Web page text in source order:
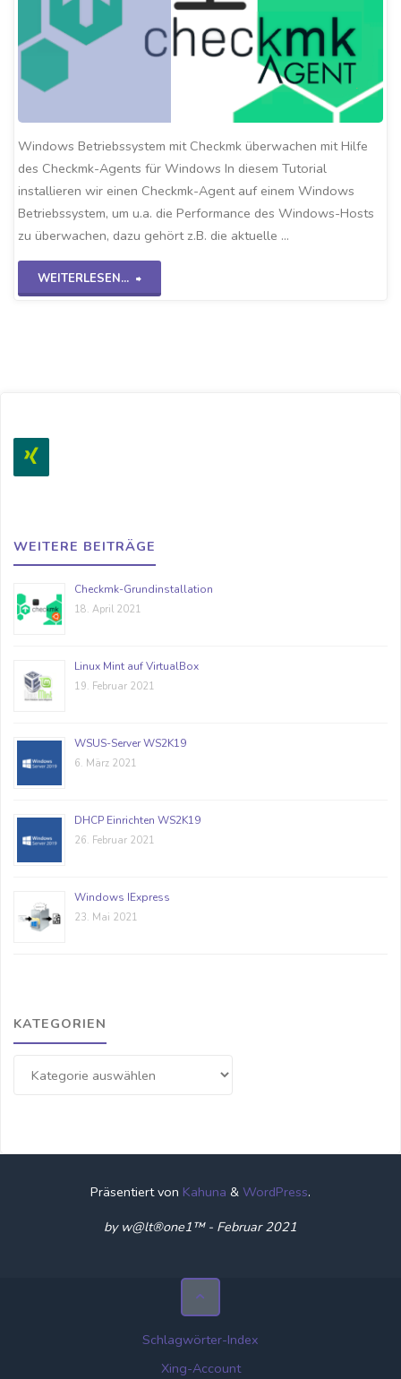
Windows Betriebssystem mit Checkmk überwachen mit Hilfe
des Checkmk-Agents für Windows In diesem Tutorial
installieren wir einen Checkmk-Agent auf einem Windows
Betriebssystem, um u.a. die Performance des Windows-Hosts
zu überwachen, dazu gehört z.B. die aktuelle …
WEITERLESEN...
"Checkmk-
WEITERE BEITRÄGE
Checkmk-Grundinstallation
18. April 2021
Linux Mint auf VirtualBox
19. Februar 2021
WSUS-Server WS2K19
6. März 2021
DHCP Einrichten WS2K19
26. Februar 2021
Windows IExpress
23. Mai 2021
KATEGORIEN
Präsentiert von Kahuna & WordPress.
by w@lt®one1™ - Februar 2021
Schlagwörter-Index
Xing-Account